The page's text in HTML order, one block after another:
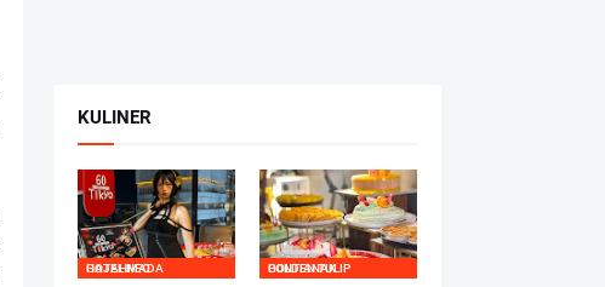
KULINER
HOTEL NEO GAJAHMADA GOLDEN TULIP PONTIANAK